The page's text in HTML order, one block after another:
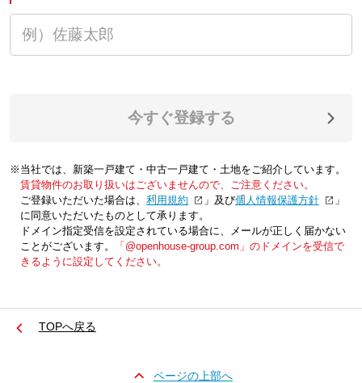
今すぐ登録する
※当社では、新築一戸建て・中古一戸建て・土地をご紹介しています。
賃貸物件のお取り扱いはございませんので、ご注意ください。
ご登録いただいた場合は、「利用規約 」及び「個人情報保護方針
」
に同意いただいたものとして承ります。
ドメイン指定受信を設定されている場合に、メールが正しく届かない
ことがございます。
「@openhouse-group.com」のドメインを受信で
きるように設定してください。
TOPへ戻る
ページの上部へ